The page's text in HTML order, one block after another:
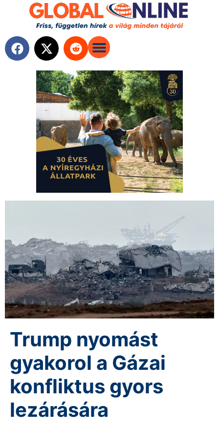
Trump nyomást
gyakorol a Gázai
konfliktus gyors
lezárására